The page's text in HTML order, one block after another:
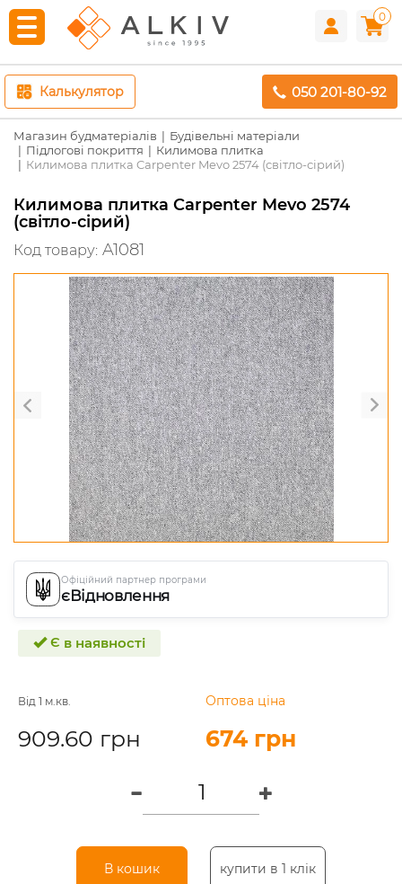
0
Калькулятор 050 201-80-92
Магазин будматеріалів
Будівельні матеріали
Підлогові покриття
Килимова плитка
Килимова плитка Carpenter Mevo 2574 (світло-сірий)
Килимова плитка Carpenter Mevo 2574
(світло-сірий)
Код товару: A1081
Офіційний партнер програми
єВідновлення
Є в наявності
Від 1 м.кв.
909.60 грн
Оптова ціна
674 грн
В кошик купити в 1 клік